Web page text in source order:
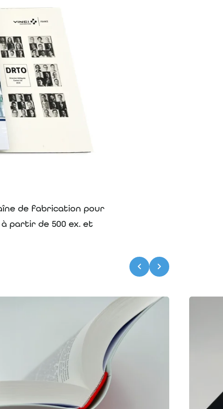
de fabrication pour
partir de 500 ex. et